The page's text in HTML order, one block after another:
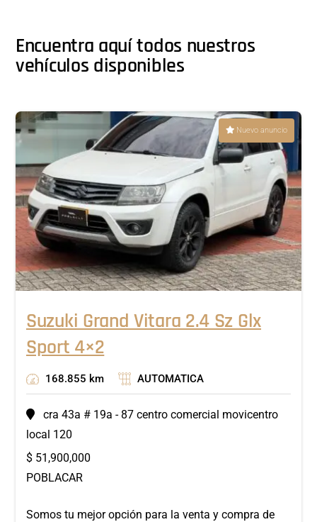
Encuentra aquí todos nuestros
vehículos disponibles
Nuevo anuncio
Suzuki Grand Vitara 2.4 Sz Glx
Sport 4×2
168.855 km AUTOMATICA
cra 43a # 19a - 87 centro comercial movicentro
local 120
$ 51,900,000
POBLACAR
Somos tu mejor opción para la venta y compra de